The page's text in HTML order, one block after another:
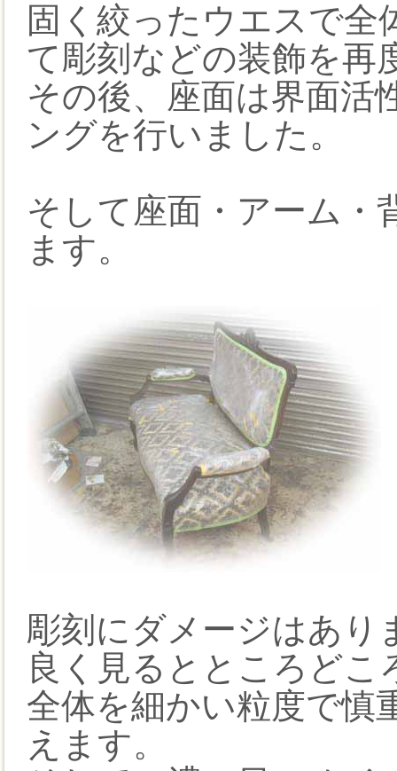
固く絞ったウエスで全
て彫刻などの装飾を再
その後、座面は界面活
ングを行いました。
そして座面・アーム・
ます。
彫刻にダメージはあり
良く見るとところど
全体を細かい粒度で慎
えます。